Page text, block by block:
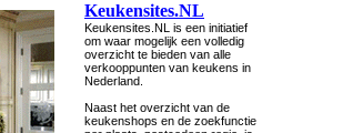
Keukensites.NL
Keukensites.NL is een initiatief
om waar mogelijk een volledig
overzicht te bieden van alle
verkooppunten van keukens in
Nederland.
Naast het overzicht van de
keukenshops en de zoekfunctie